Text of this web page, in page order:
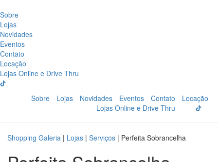
Sobre
Lojas
Novidades
Eventos
Contato
Locação
Lojas Online e Drive Thru
Sobre Lojas Novidades Eventos Contato
Locação
Lojas Online e Drive Thru
Shopping Galeria | Lojas | Serviços | Perfeita Sobrancelha